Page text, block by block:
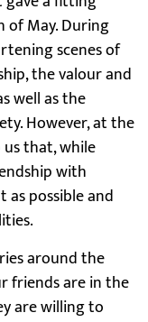
of May. During
scenes of
the valour and
well as the
However, at the
that, while
with
as possible and
around the
friends are in the
are willing to